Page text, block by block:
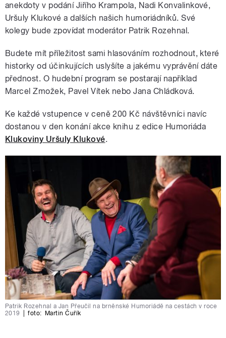
anekdoty v podání Jiřího Krampola, Nadi Konvalinkové,
Uršuly Klukové a dalších našich humoriádníků. Své
kolegy bude zpovídat moderátor Patrik Rozehnal.
Budete mít příležitost sami hlasováním rozhodnout, které
historky od účinkujících uslyšíte a jakému vyprávění dáte
přednost. O hudební program se postarají například
Marcel Zmožek, Pavel Vítek nebo Jana Chládková.
Ke každé vstupence v ceně 200 Kč návštěvníci navíc
dostanou v den konání akce knihu z edice Humoriáda
Klukoviny Uršuly Klukové.
Patrik Rozehnal a Jan Přeučil na brněnské Humoriádě na cestách v roce
2019
foto: Martin Čuřík